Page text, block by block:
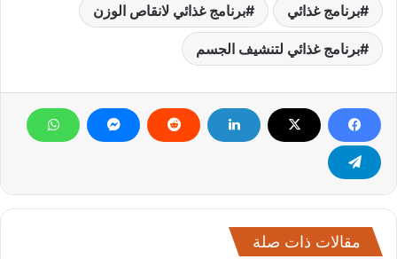
برنامج غذائي برنامج غذائي لانقاص الوزن
برنامج غذائي لتنشيف الجسم
مقالات ذات صلة